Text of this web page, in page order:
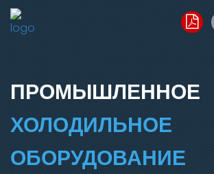
Контакты
Юридический адрес:
050014, г.Алматы,
ул.Ангарская, д.103/2
Прайс-листы
1. Комплектующие
2. Запасные части
3. Агрегаты
Обратная связь
ПРОМЫШЛЕННОЕ
ХОЛОДИЛЬНОЕ
ОБОРУДОВАНИЕ